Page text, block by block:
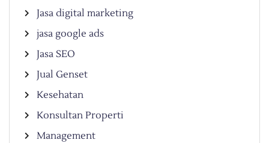
Jasa digital marketing
jasa google ads
Jasa SEO
Jual Genset
Kesehatan
Konsultan Properti
Management